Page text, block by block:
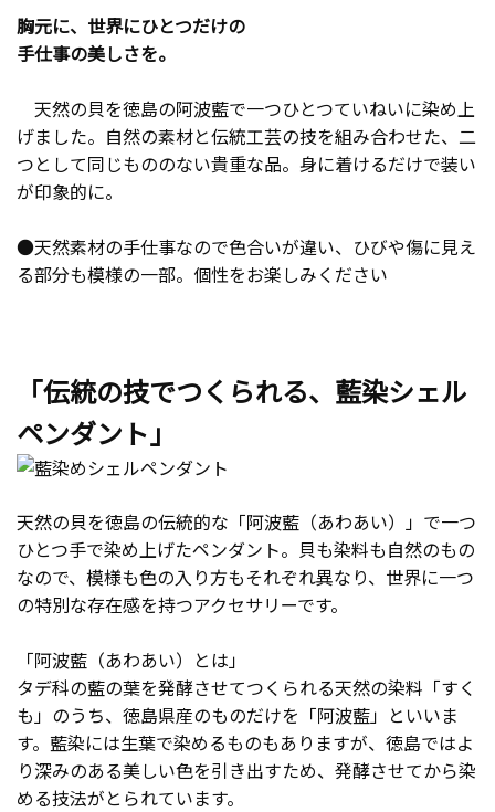
胸元に、世界にひとつだけの
手仕事の美しさを。
天然の貝を徳島の阿波藍で一つひとつていねいに染め上
げました。自然の素材と伝統工芸の技を組み合わせた、二
つとして同じもののない貴重な品。身に着けるだけで装い
が印象的に。
●天然素材の手仕事なので色合いが違い、ひびや傷に見え
る部分も模様の一部。個性をお楽しみください
「伝統の技でつくられる、藍染シェル
ペンダント」
天然の貝を徳島の伝統的な「阿波藍（あわあい）」で一つ
ひとつ手で染め上げたペンダント。貝も染料も自然のもの
なので、模様も色の入り方もそれぞれ異なり、世界に一つ
の特別な存在感を持つアクセサリーです。
「阿波藍（あわあい）とは」
タデ科の藍の葉を発酵させてつくられる天然の染料「すく
も」のうち、徳島県産のものだけを「阿波藍」といいま
す。藍染には生葉で染めるものもありますが、徳島ではよ
り深みのある美しい色を引き出すため、発酵させてから染
める技法がとられています。